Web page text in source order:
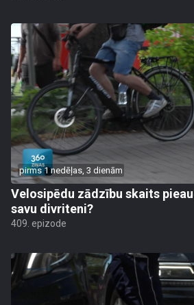
pirms 1 nedēļas, 3 dienām
Velosipēdu zādzību skaits
savu divriteni?
409. epizode